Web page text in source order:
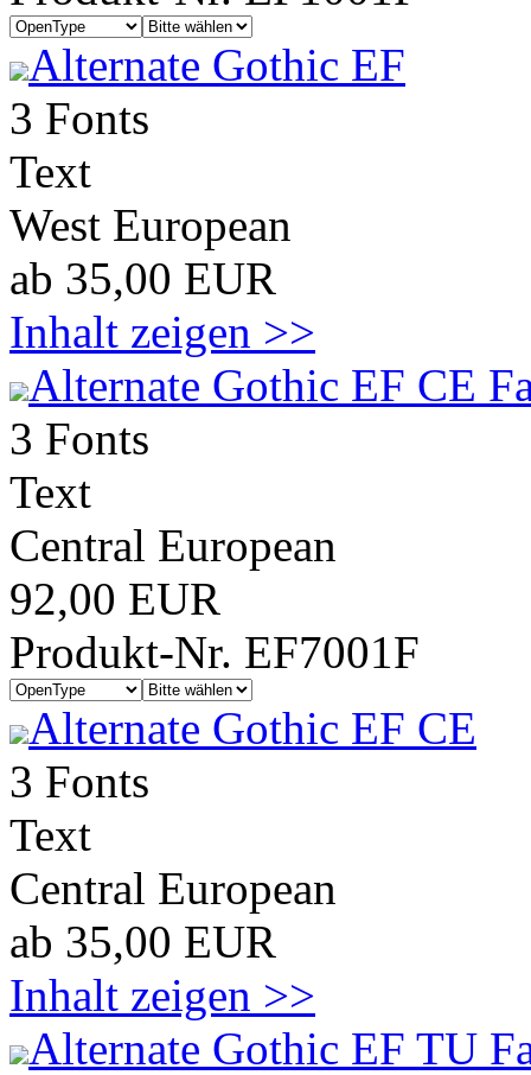
Alternate Gothic EF
3 Fonts
Text
West European
ab 35,00 EUR
Inhalt zeigen >>
Alternate Gothic EF CE
3 Fonts
Text
Central European
92,00 EUR
Produkt-Nr. EF7001F
Alternate Gothic EF CE
3 Fonts
Text
Central European
ab 35,00 EUR
Inhalt zeigen >>
Alternate Gothic EF TU